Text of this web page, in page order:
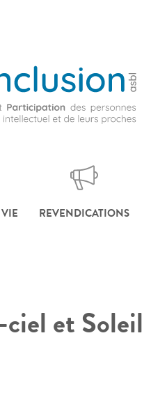
REVENDICATIONS
ciel et Soleil